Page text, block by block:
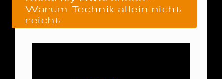
Warum Technik allein nicht
reicht